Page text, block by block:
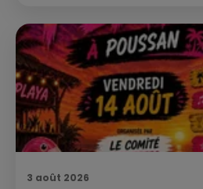
3 août 2026